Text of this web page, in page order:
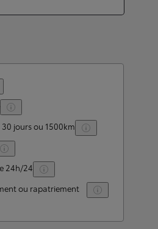
jours ou 1500km
24h/24
ou rapatriement